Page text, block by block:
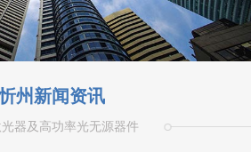
州新闻资讯
器及高功率光无源器件